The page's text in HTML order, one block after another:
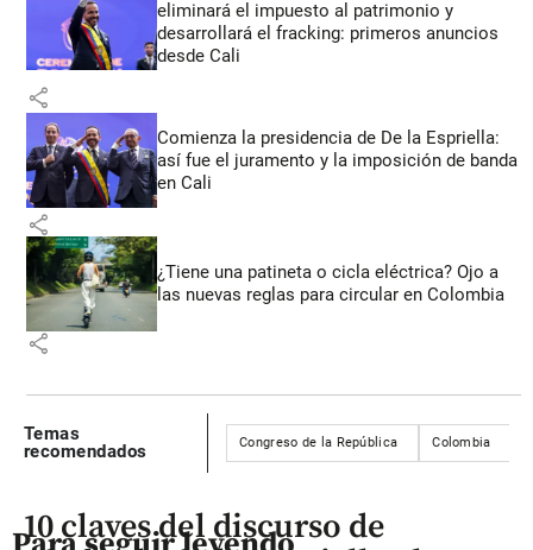
eliminará el impuesto al patrimonio y
desarrollará el fracking: primeros anuncios
desde Cali
share
Comienza la presidencia de De la Espriella:
así fue el juramento y la imposición de banda
en Cali
share
¿Tiene una patineta o cicla eléctrica? Ojo a
las nuevas reglas para circular en Colombia
share
Temas
recomendados
Congreso de la República Colombia
10 claves del discurso de